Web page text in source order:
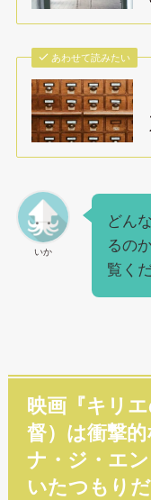
あわせて読みたい
いか
どん
るの
覧く
映画『キリ
督）は衝撃
ナ・ジ・エ
いたつもり